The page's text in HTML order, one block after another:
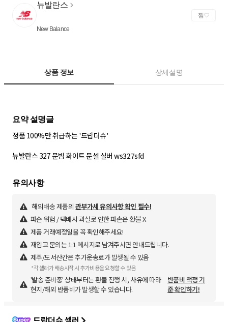
뉴발란스
New Balance
찜
상품 정보 상세설명
요약 설명글
정품 100%만 취급하는 '드랍더슈'
뉴발란스 327 문빔 화이트 문셀 실버 ws327sfd
유의사항
해외배송 제품의 관부가세 유의사항 확인 필수!
파손 위험 / 택배사 과실로 인한 파손은 환불 X
제품 거래예정일을 꼭 확인해주세요!
재입고 문의는 1:1 메시지로 남겨주시면 안내드립니다.
제주/도서산간은 추가운송료가 발생될 수 있음
*각 셀러가 배송시작 시 추가비용을 요청할 수 있음
'발송 준비중' 상태부터는 환불 진행 시, 사유에 따라
현지/해외 반품비가 발생할 수 있습니다.
반품비 책정 기
준 확인하기!